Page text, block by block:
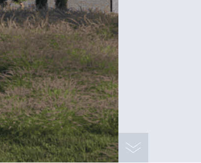
עבור לאזור הבא